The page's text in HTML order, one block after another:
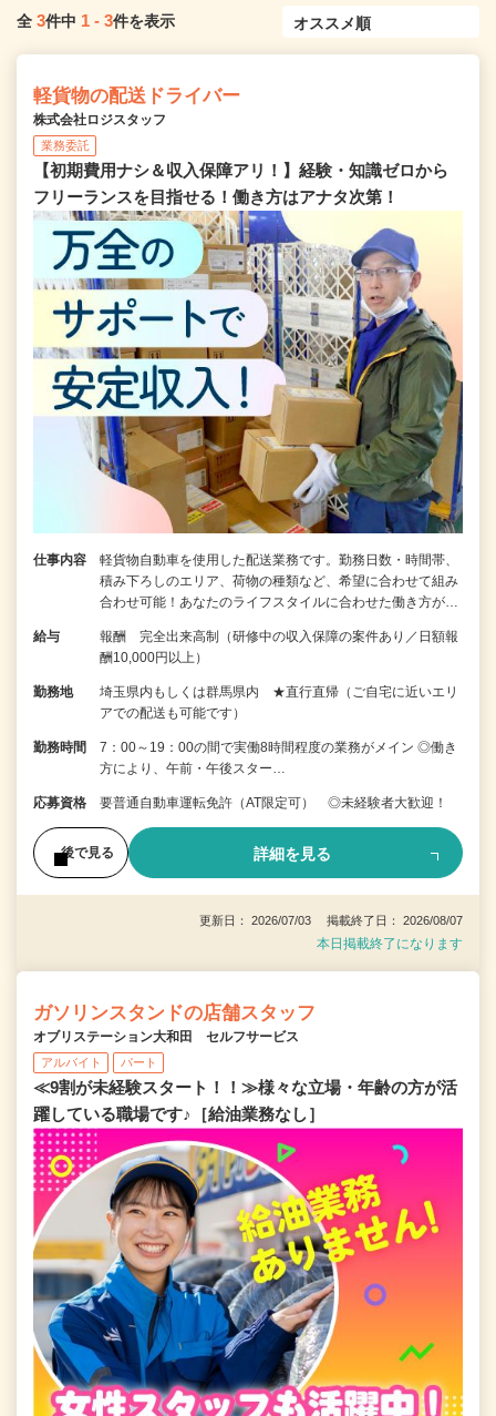
全 3件中 1 - 3件を表示
軽貨物の配送ドライバー
株式会社ロジスタッフ
業務委託
【初期費用ナシ＆収入保障アリ！】経験・知識ゼロから
フリーランスを目指せる！働き方はアナタ次第！
仕事内容
軽貨物自動車を使用した配送業務です。勤務日数・時間帯、
積み下ろしのエリア、荷物の種類など、希望に合わせて組み
合わせ可能！あなたのライフスタイルに合わせた働き方が…
給与
報酬 完全出来高制（研修中の収入保障の案件あり／日額報
酬10,000円以上）
勤務地
埼玉県内もしくは群馬県内 ★直行直帰（ご自宅に近いエリ
アでの配送も可能です）
勤務時間
7：00～19：00の間で実働8時間程度の業務がメイン ◎働き
方により、午前・午後スター…
応募資格 要普通自動車運転免許（AT限定可） ◎未経験者大歓迎！
後で見る 詳細を見る
更新日： 2026/07/03 掲載終了日： 2026/08/07
本日掲載終了になります
ガソリンスタンドの店舗スタッフ
オブリステーション大和田 セルフサービス
アルバイト パート
≪9割が未経験スタート！！≫様々な立場・年齢の方が活
躍している職場です♪［給油業務なし］